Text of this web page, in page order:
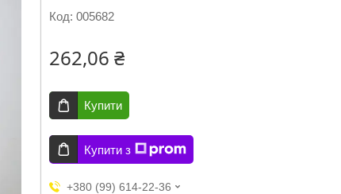
Код: 005682
262,06 ₴
Купити
Купити з
+380 (99) 614-22-36